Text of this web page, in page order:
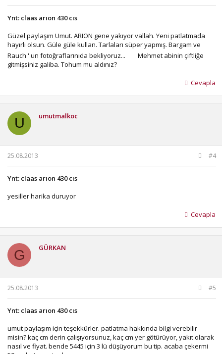
Ynt: claas arıon 430 cıs
Güzel paylaşım Umut. ARION gene yakıyor vallah. Yeni patlatmada
hayırlı olsun. Güle güle kullan. Tarlaları süper yapmış. Bargam ve
Rauch ' un fotoğraflarınıda bekliyoruz...
Mehmet abinin çiftliğe
gitmişsiniz galiba. Tohum mu aldınız?
Cevapla
U umutmalkoc
25.08.2013 #4
Ynt: claas arıon 430 cıs
yesiller harika duruyor
Cevapla
G GÜRKAN
25.08.2013 #5
Ynt: claas arıon 430 cıs
umut paylaşım için teşekkürler. patlatma hakkında bilgi verebilir
misin? kaç cm derin çalışıyorsunuz, kaç cm yer götürüyor, yakıt olarak
nasıl ve fiyat. bende 5445 için 3 lü düşüyorum bu tip. acaba çekermi